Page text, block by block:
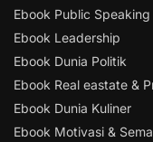
Ebook Public Speaking
Ebook Leadership
Ebook Dunia Politik
Ebook Real eastate &
Ebook Dunia Kuliner
Ebook Motivasi &